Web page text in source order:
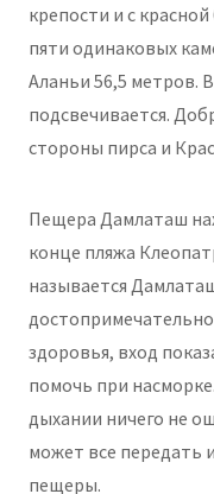
крепости и с
пяти одинаковых
Аланьи 56,5 метров.
подсвечивается.
стороны пирса и
Пещера Дамлаташ
конце пляжа
называется
здоровья, вход
помочь при
дыхании ничего не
может все передать
пещеры.